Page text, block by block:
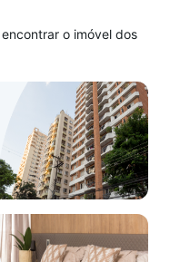
o imóvel dos